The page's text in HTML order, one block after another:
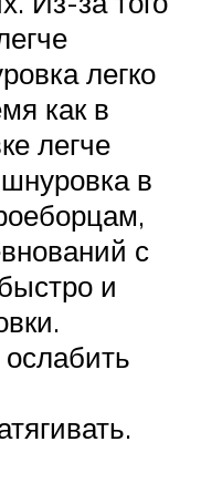
легко
как в
легче
в
с
и